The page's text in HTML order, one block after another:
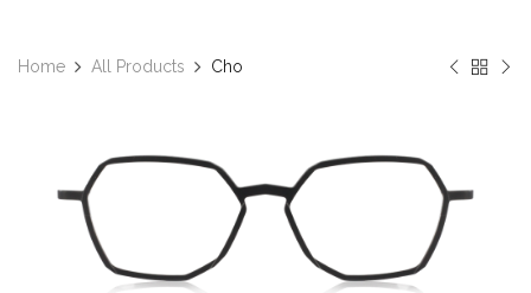
Home All Products Cho